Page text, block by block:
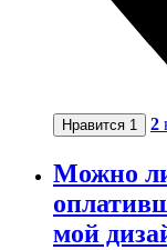
Нравится 1 2
Можно
мой